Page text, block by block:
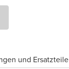
und Ersatzteile